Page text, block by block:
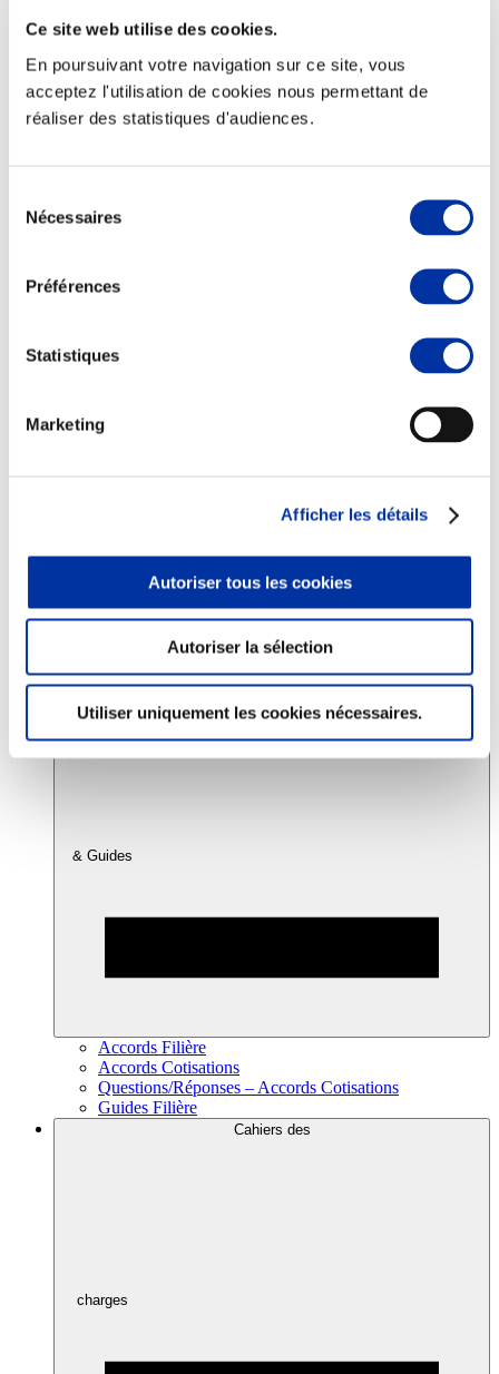
Ce site web utilise des cookies.
En poursuivant votre navigation sur ce site, vous
acceptez l'utilisation de cookies nous permettant de
réaliser des statistiques d'audiences.
Nécessaires
Préférences
Statistiques
Marketing
Afficher les détails
Autoriser tous les cookies
Autoriser la sélection
Utiliser uniquement les cookies nécessaires.
Elevage
Consommation
Sécurité sanitaire
Juste rémunération et attractivité des métiers
Info-veille scientifique
Accords
& Guides
Accords Filière
Accords Cotisations
Questions/Réponses – Accords Cotisations
Guides Filière
Cahiers des
charges